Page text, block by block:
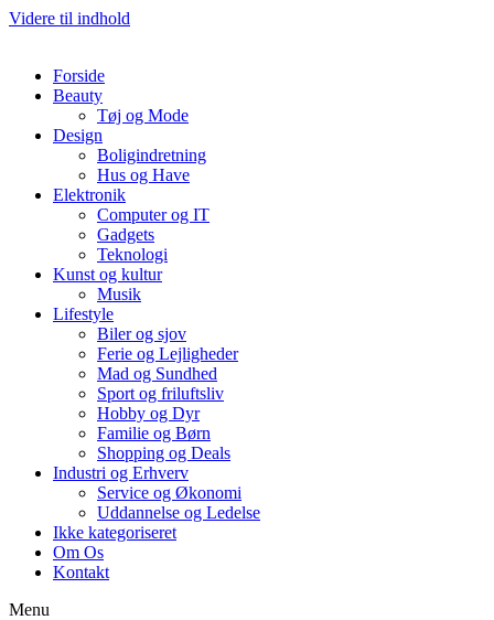
Videre til indhold
Forside
Beauty
Tøj og Mode
Design
Boligindretning
Hus og Have
Elektronik
Computer og IT
Gadgets
Teknologi
Kunst og kultur
Musik
Lifestyle
Biler og sjov
Ferie og Lejligheder
Mad og Sundhed
Sport og friluftsliv
Hobby og Dyr
Familie og Børn
Shopping og Deals
Industri og Erhverv
Service og Økonomi
Uddannelse og Ledelse
Ikke kategoriseret
Om Os
Kontakt
Menu